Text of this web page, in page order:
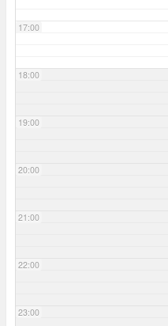
17:00
18:00
19:00
20:00
21:00
22:00
23:00